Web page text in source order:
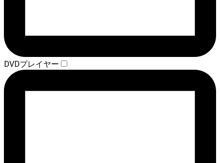
DVDプレイヤー